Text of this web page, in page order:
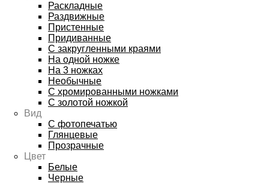
Раскладные
Раздвижные
Пристенные
Придиванные
С закругленными краями
На одной ножке
На 3 ножках
Необычные
С хромированными ножками
С золотой ножкой
Вид
С фотопечатью
Глянцевые
Прозрачные
Цвет
Белые
Черные